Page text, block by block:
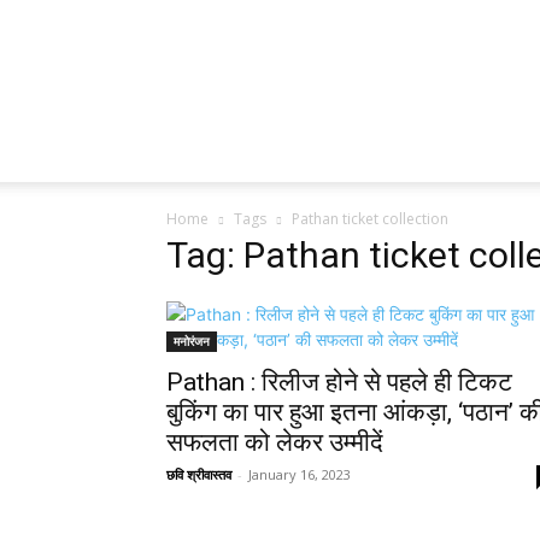
Home Tags Pathan ticket collection
Tag: Pathan ticket
मनोरंजन
Pathan : रिलीज होने से पहले ही टिकट
बुकिंग का पार हुआ इतना आंकड़ा, ‘पठान’
सफलता को लेकर उम्मीदें
छवि श्रीवास्तव - January 16, 2023